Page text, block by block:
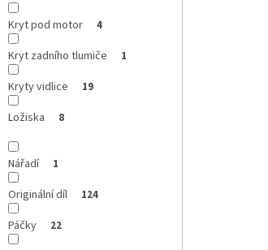
Kryt pod motor 4
Kryt zadního tlumiče 1
Kryty vidlice 19
Ložiska 8
Nářadí 1
Originální díl 124
Páčky 22